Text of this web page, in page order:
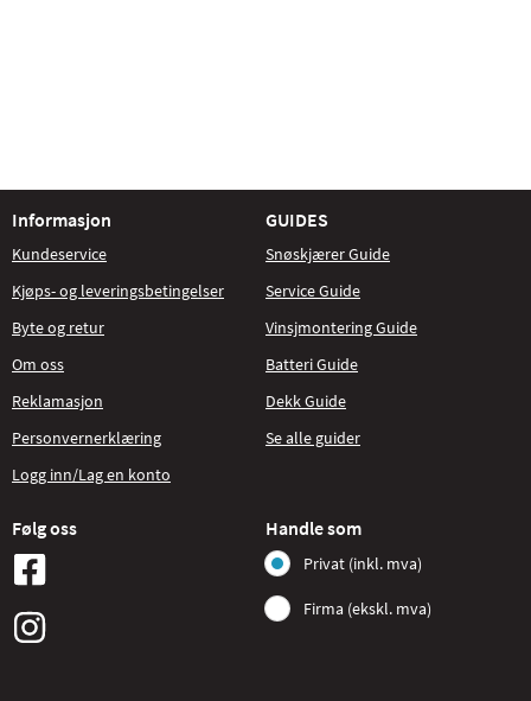
Informasjon
Kundeservice
Kjøps- og leveringsbetingelser
Byte og retur
Om oss
Reklamasjon
Personvernerklæring
Logg inn/Lag en konto
GUIDES
Snøskjærer Guide
Service Guide
Vinsjmontering Guide
Batteri Guide
Dekk Guide
Se alle guider
Følg oss Handle som
Privat (inkl. mva)
Firma (ekskl. mva)